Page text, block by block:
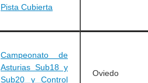
Pista Cubierta
Campeonato de
Asturias Sub18 y
Sub20 y Control
Oviedo